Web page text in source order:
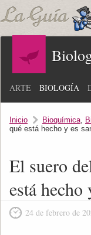
ARTE BIOLOGÍA
Inicio Bioquímica,
qué está hecho y es
El suero
está hecho
24 de febrero de